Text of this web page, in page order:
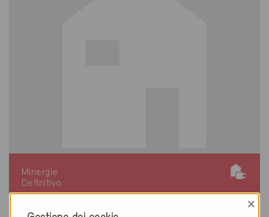
Minergie
Definitivo
×